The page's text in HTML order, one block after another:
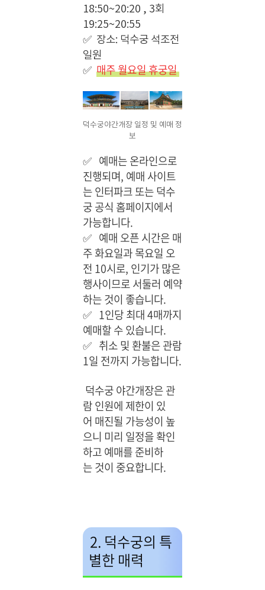
18:50~20:20 , 3회
19:25~20:55
✅ 장소: 덕수궁 석조전
일원
✅ 매주 월요일 휴궁일
덕수궁야간개장 일정 및 예매 정
보
✅ 예매는 온라인으로
진행되며, 예매 사이트
는 인터파크 또는 덕수
궁 공식 홈페이지에서
가능합니다.
✅ 예매 오픈 시간은 매
주 화요일과 목요일 오
전 10시로, 인기가 많은
행사이므로 서둘러 예약
하는 것이 좋습니다.
✅ 1인당 최대 4매까지
예매할 수 있습니다.
✅ 취소 및 환불은 관람
1일 전까지 가능합니다.
덕수궁 야간개장은 관
람 인원에 제한이 있
어 매진될 가능성이 높
으니 미리 일정을 확인
하고 예매를 준비하
는 것이 중요합니다.
2. 덕수궁의 특
별한 매력